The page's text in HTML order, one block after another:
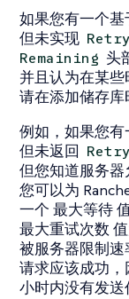
如果您有一个基
但未实现
Remaining 头
并且认为在某些
请在添加储存库
例如，如果您有
但未返回
但您知道服务器
您可以为
一个 最大等待
最大重试次数
被服务器限制速
请求应该成功，
小时内没有发送